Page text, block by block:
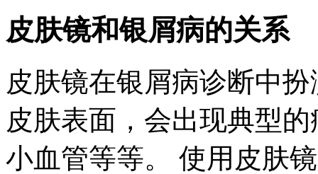
皮肤镜和银屑病的关系
皮肤镜在银屑病诊断中
皮肤表面，会出现典型
小血管等等。 使用皮肤